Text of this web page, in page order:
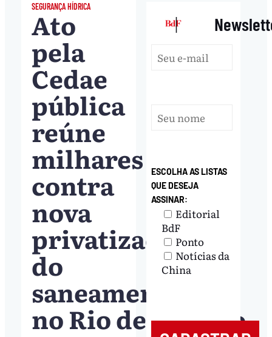
SEGURANÇA HÍDRICA
Ato
pela
Cedae
pública
reúne
milhares
contra
nova
privatização
do
saneamento
no Rio de Janeiro
|
ESCOLHA AS LISTAS
QUE DESEJA
ASSINAR:
Editorial
BdF
Ponto
Notícias da
China